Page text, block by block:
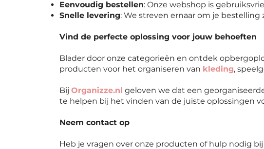
Eenvoudig bestellen: Onze webshop is
Snelle levering: We streven ernaar om je
Vind de perfecte oplossing voor jouw behoeften
Blader door onze categorieën en ontdek
producten voor het organiseren van kleding,
Bij Organizze.nl geloven we dat een
te helpen bij het vinden van de juiste oplossingen
Neem contact op
Heb je vragen over onze producten of hulp nodig